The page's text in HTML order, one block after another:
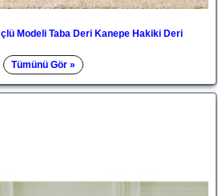
Modeli Taba Deri Kanepe Hakiki Deri
Tümünü Gör »